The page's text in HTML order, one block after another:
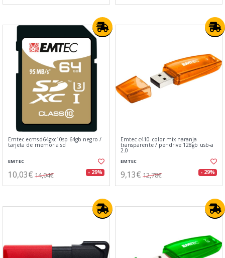
Emtec ecmsd64gxc10sp 64gb negro /
tarjeta de memoria sd
EMTEC
10,03€ 14,04€ - 29%
Emtec c410 color mix naranja
transparente / pendrive 128gb usb-a
2.0
EMTEC
9,13€ 12,78€ - 29%